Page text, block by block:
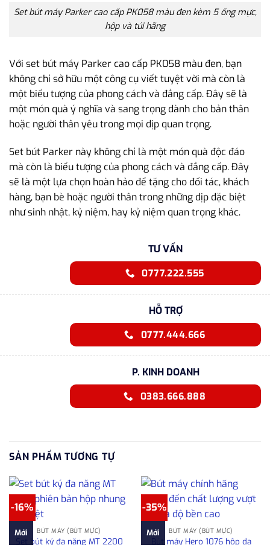
Set bút máy Parker cao cấp PK058 màu đen kèm 5 ống mực,
hộp và túi hãng
Với set bút máy Parker cao cấp PK058 màu đen, bạn
không chỉ sở hữu một công cụ viết tuyệt vời mà còn là
một biểu tượng của phong cách và đẳng cấp. Đây sẽ là
một món quà ý nghĩa và sang trọng dành cho bản thân
hoặc người thân yêu trong mọi dịp quan trọng.
Set bút Parker này không chỉ là một món quà độc đáo
mà còn là biểu tượng của phong cách và đẳng cấp. Đây
sẽ là một lựa chọn hoàn hảo để tặng cho đối tác, khách
hàng, bạn bè hoặc người thân trong những dịp đặc biệt
như sinh nhật, kỷ niệm, hay kỷ niệm quan trọng khác.
TƯ VẤN
0777.222.555
HỖ TRỢ
0777.444.666
P. KINH DOANH
0383.666.888
SẢN PHẨM TƯƠNG TỰ
-16%
Mới BÚT MÁY (BÚT MỰC)
Set bút ký đa năng MT 2200
-35%
Mới BÚT MÁY (BÚT MỰC)
Bút máy Hero 1076 hộp da